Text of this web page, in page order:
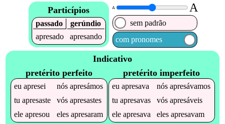
Particípios
passado
gerúndio
apresado
apresando
A A
sem padrão
com pronomes
Indicativo
pretérito perfeito
euapresei nósapresámos
tuapresaste vósapresastes
eleapresou elesapresaram
pretérito imperfeito
euapresava nósapresávamos
tuapresavas vósapresáveis
eleapresava elesapresavam